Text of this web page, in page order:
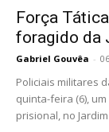
Força
foragido da
Gabriel Gouvêa -
Policiais militares
quinta-feira (6),
prisional, no